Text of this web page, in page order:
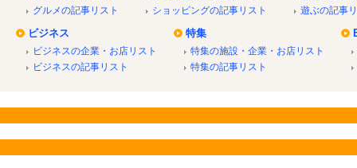
グルメの記事リスト
ショッピングの記事リスト
遊ぶの記事
ビジネス
ビジネスの企業・お店リスト
ビジネスの記事リスト
特集
特集の施設・企業・お店リスト
特集の記事リスト